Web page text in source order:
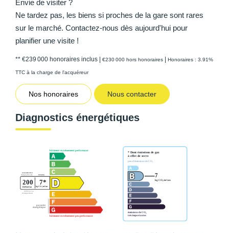
Envie de visiter ?
Ne tardez pas, les biens si proches de la gare sont rares
sur le marché. Contactez-nous dès aujourd'hui pour
planifier une visite !
** €239 000 honoraires inclus | €230 000 hors honoraires | Honoraires : 3.91%
TTC à la charge de l'acquéreur
Nos honoraires Nous contacter
Diagnostics énergétiques